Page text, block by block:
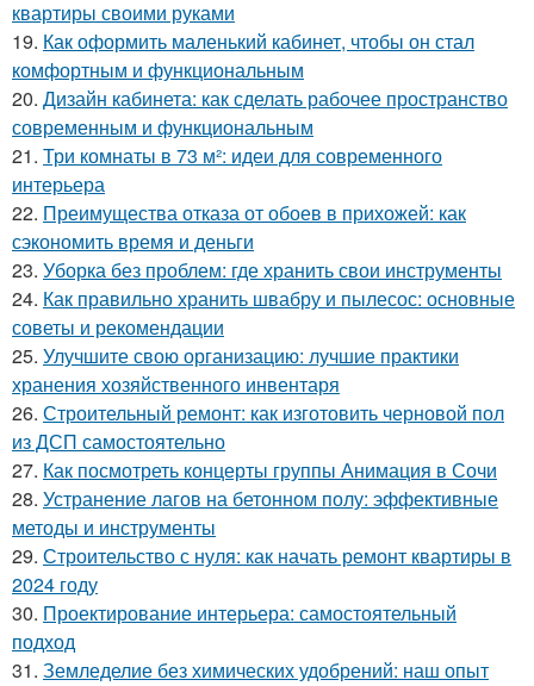
квартиры своими руками
19. Как оформить маленький кабинет, чтобы он стал
комфортным и функциональным
20. Дизайн кабинета: как сделать рабочее пространство
современным и функциональным
21. Три комнаты в 73 м²: идеи для современного
интерьера
22. Преимущества отказа от обоев в прихожей: как
сэкономить время и деньги
23. Уборка без проблем: где хранить свои инструменты
24. Как правильно хранить швабру и пылесос: основные
советы и рекомендации
25. Улучшите свою организацию: лучшие практики
хранения хозяйственного инвентаря
26. Строительный ремонт: как изготовить черновой пол
из ДСП самостоятельно
27. Как посмотреть концерты группы Анимация в Сочи
28. Устранение лагов на бетонном полу: эффективные
методы и инструменты
29. Строительство с нуля: как начать ремонт квартиры в
2024 году
30. Проектирование интерьера: самостоятельный
подход
31. Земледелие без химических удобрений: наш опыт